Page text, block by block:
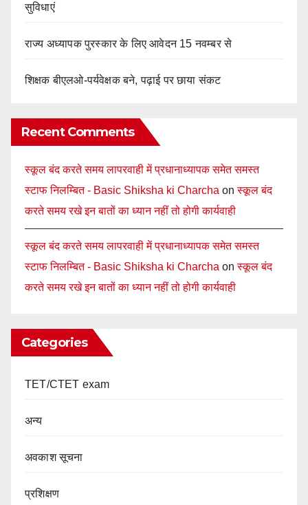
सुविधाएं
राज्य अध्यापक पुरस्कार के लिए आवेदन 15 नवम्बर से
शिक्षक बीएलओ-पर्यवेक्षक बने, पढ़ाई पर छाया संकट
Recent Comments
स्कूल बंद करते समय लापरवाही में प्रधानाध्यापक समेत समस्त
स्टाफ निलम्बित - Basic Shiksha ki Charcha onस्कूल बंद
करते समय रखे इन बातों का ध्यान नहीं तो होगी कार्यवाही
स्कूल बंद करते समय लापरवाही में प्रधानाध्यापक समेत समस्त
स्टाफ निलम्बित - Basic Shiksha ki Charcha onस्कूल बंद
करते समय रखे इन बातों का ध्यान नहीं तो होगी कार्यवाही
Categories
TET/CTET exam
अन्य
अवकाश सूचना
प्रशिक्षण